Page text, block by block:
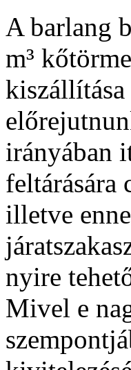
A barlang
m³
irányában
feltárására
illetve
nyire
Mivel e